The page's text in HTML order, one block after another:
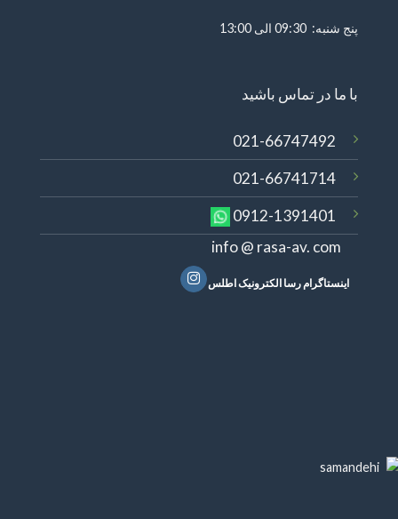
پنج شنبه: 09:30 الی 13:00
با ما در تماس باشید
021-66747492
021-66741714
0912-1391401
info @ rasa-av. com
اینستاگرام رسا الکترونیک اطلس